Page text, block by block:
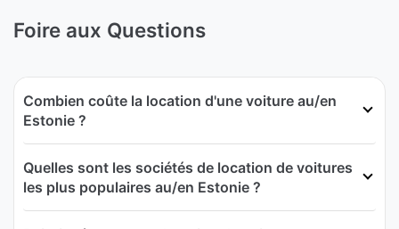
Foire aux Questions
Combien coûte la location d'une voiture au/en
Estonie ?
Quelles sont les sociétés de location de voitures
les plus populaires au/en Estonie ?